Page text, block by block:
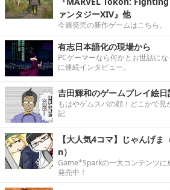
ァンタジーXIV』他
今週発売の新作ゲームはこちら。
有志日本語化の現場から
PCゲーマーなら何かとお世話に
に連続インタビュー。
吉田輝和のゲームプレイ絵日
もはやゲムスパの顔！どこかで
記
【大人気4コマ】じゃんげ
n）
Game*Sparkの一大コンテンツに
発売中！